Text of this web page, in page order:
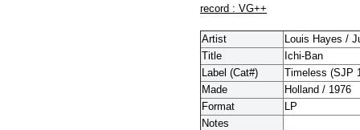
record : VG++
Artist
Louis Hayes /
Title
Ichi-Ban
Label (Cat#)
Timeless (SJP
Made
Holland / 1976
Format
LP
Notes